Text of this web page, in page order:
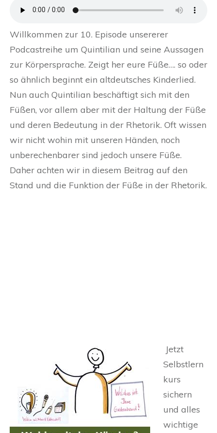
Willkommen zur 10. Episode unsererer
Podcastreihe um Quintilian und seine Aussagen
zur Körpersprache. Zeigt her eure Füße…. so oder
so ähnlich beginnt ein altdeutsches Kinderlied.
Nun auch Quintilian beschäftigt sich mit den
Füßen, vor allem aber mit der Haltung der Füße
und deren Bedeutung in der Rhetorik. Oft wissen
wir nicht wohin mit unseren Händen, noch
unberechenbarer sind jedoch unsere Füße.
Daher achten wir in diesem Beitrag auf den
Stand und die Funktion der Füße in der Rhetorik.
Jetzt
Selbstlern
kurs
sichern
und alles
wichtige